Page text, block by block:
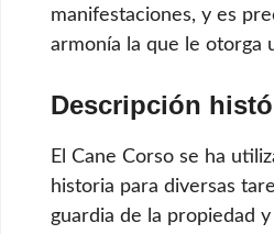
manifestaciones, y es
armonía la que le otorga
Descripción
El Cane Corso se ha
historia para diversas
guardia de la propiedad